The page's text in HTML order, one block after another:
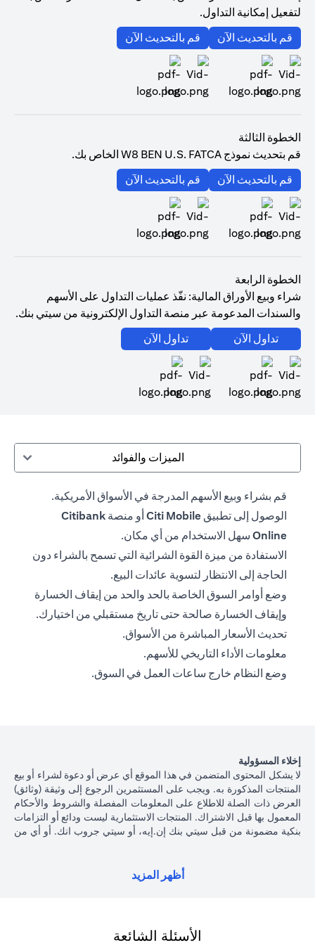
لتفعيل إمكانية التداول.
قم بالتحديث الآن opens in a new tab
قم بالتحديث الآن
الخطوة الثالثة
قم بتحديث نموذج W8 BEN U.S. FATCA الخاص بك.
قم بالتحديث الآن opens in a new tab
قم بالتحديث الآن
الخطوة الرابعة
شراء وبيع الأوراق المالية: نفّذ عمليات التداول على الأسهم
والسندات المدعومة عبر منصة التداول الإلكترونية من سيتي بنك.
تداول الآن
opens in a new tab
تداول الآن
الميزات والفوائد
قم بشراء وبيع الأسهم المدرجة في الأسواق الأمريكية.
الوصول إلى تطبيق Citi Mobile أو منصة Citibank
Online سهل الاستخدام من أي مكان.
الاستفادة من ميزة القوة الشرائية التي تسمح بالشراء دون
الحاجة إلى الانتظار لتسوية عائدات البيع.
وضع أوامر السوق الخاصة بالحد والحد من إيقاف الخسارة
وإيقاف الخسارة صالحة حتى تاريخ مستقبلي من اختيارك.
تحديث الأسعار المباشرة من الأسواق.
معلومات الأداء التاريخي للأسهم.
وضع النظام خارج ساعات العمل في السوق.
إخلاء المسؤولية
لا يشكل المحتوى المتضمن في هذا الموقع أي عرض أو دعوة لشراء أو بيع
المنتجات المذكورة به. ويجب على المستثمرين الرجوع إلى وثيقة (وثائق)
العرض ذات الصلة للاطلاع على المعلومات المفصلة والشروط والأحكام
المعمول بها قبل الاشتراك. المنتجات الاستثمارية ليست ودائع أو التزامات
بنكية مضمونة من قبل سيتي بنك إن.إيه، أو سيتي جروب انك. أو أي من
فإن منتجات الاستثمار والخزانة تخضع لمخاطر الاستثمار، بما في ذلك
استثمارية و / أو منتجات خزينة مقومة بعملة أجنبية (غير محلية) على دراية
أظهر المزيد
الأسئلة الشائعة